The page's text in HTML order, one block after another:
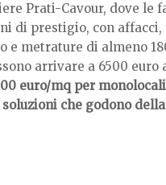
Prati-Cavour, dove le
di prestigio, con affacci,
e metrature di almeno
arrivare a 6500 euro
euro/mq per
che godono